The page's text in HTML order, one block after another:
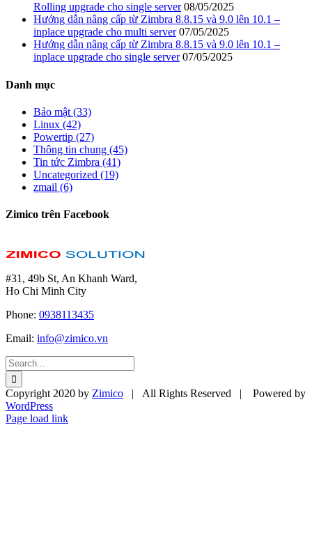
Rolling upgrade cho single server 08/05/2025
Hướng dẫn nâng cấp từ Zimbra 8.8.15 và 9.0 lên 10.1 –
inplace upgrade cho multi server 07/05/2025
Hướng dẫn nâng cấp từ Zimbra 8.8.15 và 9.0 lên 10.1 –
inplace upgrade cho single server 07/05/2025
Danh mục
Bảo mật (33)
Linux (42)
Powertip (27)
Thông tin chung (45)
Tin tức Zimbra (41)
Uncategorized (19)
zmail (6)
Zimico trên Facebook
#31, 49b St, An Khanh Ward,
Ho Chi Minh City
Phone: 0938113435
Email: info@zimico.vn
Search
for:
Copyright 2020 by Zimico | All Rights Reserved | Powered by
WordPress
Facebook
Twitter
Page load link